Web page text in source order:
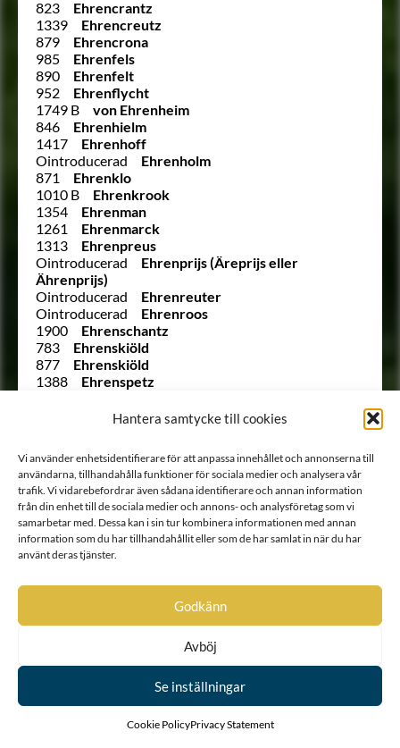
Hantera samtycke till cookies
Vi använder enhetsidentifierare för att anpassa innehållet och annonserna till
användarna, tillhandahålla funktioner för sociala medier och analysera vår
trafik. Vi vidarebefordrar även sådana identifierare och annan information
från din enhet till de sociala medier och annons- och analysföretag som vi
samarbetar med. Dessa kan i sin tur kombinera informationen med annan
information som du har tillhandahållit eller som de har samlat in när du har
använt deras tjänster.
Godkänn
Avböj
Se inställningar
Cookie PolicyPrivacy Statement
823
Ehrencrantz
1339
Ehrencreutz
879
Ehrencrona
985
Ehrenfels
890
Ehrenfelt
952
Ehrenflycht
1749 B
von Ehrenheim
846
Ehrenhielm
1417
Ehrenhoff
Ointroducerad
Ehrenholm
871
Ehrenklo
1010 B
Ehrenkrook
1354
Ehrenman
1261
Ehrenmarck
1313
Ehrenpreus
Ointroducerad
Ehrenprijs (Äreprijs eller
Ährenprijs)
Ointroducerad
Ehrenreuter
Ointroducerad
Ehrenroos
1900
Ehrenschantz
783
Ehrenskiöld
877
Ehrenskiöld
1388
Ehrenspetz
Ointroducerad
Ehrensteen
1045
Ehrenstierna
1225
Ehrenstolpe
865
Ehrenstrahl
1242
Ehrenström
1542
Ehrensvärd
1148
von Ehrenthal
837
von Eich
von Eichler
380
Ekehielm
717
Ekensteen
Ointroducerad
Ekesköld